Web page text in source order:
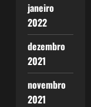
janeiro
2022
dezembro
2021
novembro
2021